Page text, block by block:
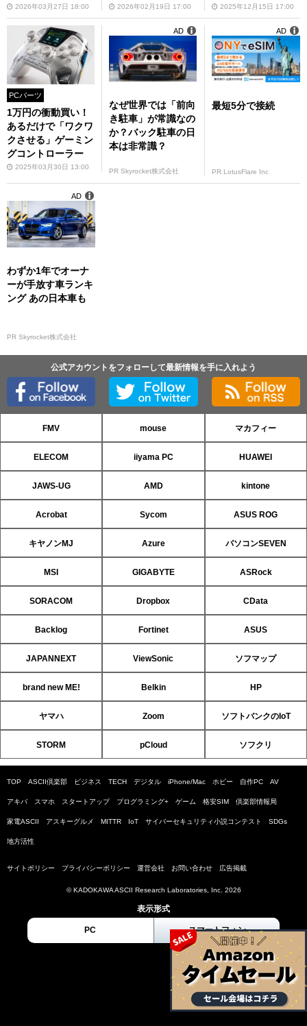
2026年03月27日 18:00
て好きすぎる
2026年02月19日 17:00 2025年12月15日 17:00
PCパーツ
1万円の衝動買い！
あるだけで「ワクワ
クさせる」ゲーミン
グコントローラー
2025年03月30日 13:00
なぜ世界では「前向
き駐車」が常識なの
か？バック駐車の日
本は非常識？
PR Skyrocket株式会社
AD
最短5分で接続
PR LotusFlare Inc
AD
わずか1年でオーナ
ーが手放す車ランキ
ング あの日本車も
PR Skyrocket株式会社
AD
公式アカウントをフォローして最新情報を手に入れよう
FMV mouse マカフィー
ELECOM iiyama PC HUAWEI
JAWS-UG AMD kintone
Acrobat Sycom ASUS ROG
キヤノンMJ Azure パソコンSEVEN
MSI GIGABYTE ASRock
SORACOM Dropbox CData
Backlog Fortinet ASUS
JAPANNEXT ViewSonic ソフマップ
brand new ME! Belkin HP
ヤマハ Zoom ソフトバンクのIoT
STORM pCloud ソフクリ
TOP ASCII倶楽部 ビジネス TECH デジタル iPhone/Mac ホビー 自作PC AV
アキバ スマホ スタートアップ プログラミング+ ゲーム 格安SIM 倶楽部情報局
家電ASCII アスキーグルメ MITTR IoT サイバーセキュリティ小説コンテスト SDGs
地方活性
サイトポリシー プライバシーポリシー 運営会社 お問い合わせ 広告掲載
© KADOKAWA ASCII Research Laboratories, Inc. 2026
表示形式
PC スマートフォン